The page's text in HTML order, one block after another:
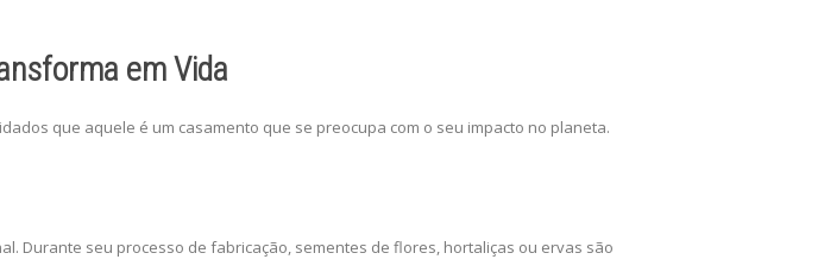
em Vida
que aquele é um casamento que se preocupa com o seu impacto no planeta.
Durante seu processo de fabricação, sementes de flores, hortaliças ou ervas são